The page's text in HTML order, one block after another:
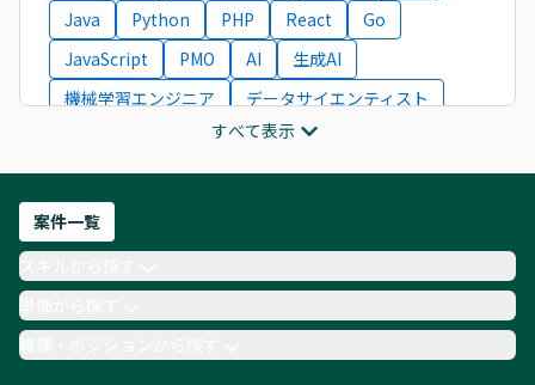
Java
Python PHP React
Go
JavaScript
PMO AI
生成AI
機械学習エンジニア
データサイエンティスト
ITコンサルタント
フロントエンドエンジニア
ネットワークエンジニア
AIエンジニア
Webデザイナー
月収100万円 業務委託
COBOL
Ruby
TypeScript
Laravel AWS
すべて表示
案件一覧
単価から探す
職種・ポジションから探す